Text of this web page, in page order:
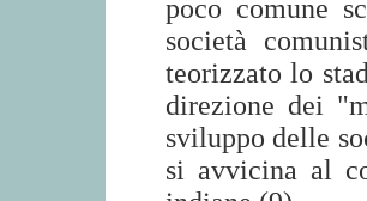
poco comune
società
teorizzato lo
direzione dei
sviluppo delle
si avvicina al